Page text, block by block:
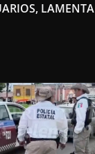
LAMENTA